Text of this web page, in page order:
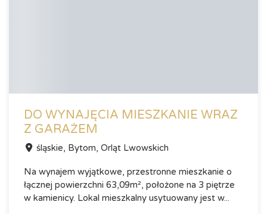
DO WYNAJĘCIA MIESZKANIE WRAZ
Z GARAŻEM
śląskie, Bytom, Orląt Lwowskich
Na wynajem wyjątkowe, przestronne mieszkanie o
łącznej powierzchni 63,09m², położone na 3 piętrze
w kamienicy. Lokal mieszkalny usytuowany jest w...